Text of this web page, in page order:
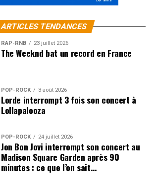
ARTICLES TENDANCES
RAP-RNB 23 juillet 2026
The Weeknd bat un record en France
POP-ROCK 3 août 2026
Lorde interrompt 3 fois son concert à
Lollapalooza
POP-ROCK 24 juillet 2026
Jon Bon Jovi interrompt son concert au
Madison Square Garden après 90
minutes : ce que l’on sait…